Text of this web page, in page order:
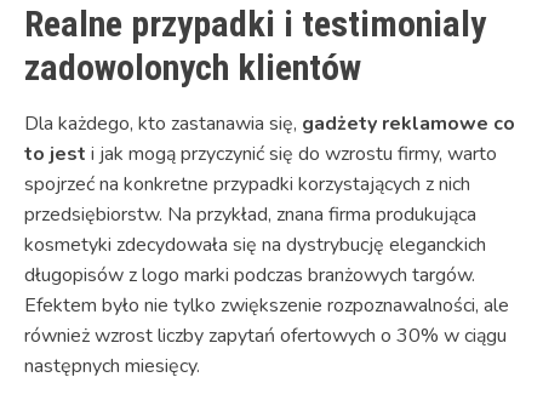
Realne przypadki i testimonialy
zadowolonych klientów
Dla każdego, kto zastanawia się, gadżety reklamowe co
to jest i jak mogą przyczynić się do wzrostu firmy, warto
spojrzeć na konkretne przypadki korzystających z nich
przedsiębiorstw. Na przykład, znana firma produkująca
kosmetyki zdecydowała się na dystrybucję eleganckich
długopisów z logo marki podczas branżowych targów.
Efektem było nie tylko zwiększenie rozpoznawalności, ale
również wzrost liczby zapytań ofertowych o 30% w ciągu
następnych miesięcy.